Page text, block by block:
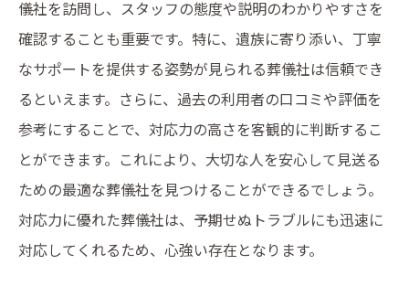
儀社を訪問し、スタッフの態度や説明のわかりやすさを
確認することも重要です。特に、遺族に寄り添い、丁寧
なサポートを提供する姿勢が見られる葬儀社は信頼でき
るといえます。さらに、過去の利用者の口コミや評価を
参考にすることで、対応力の高さを客観的に判断するこ
とができます。これにより、大切な人を安心して見送る
ための最適な葬儀社を見つけることができるでしょう。
対応力に優れた葬儀社は、予期せぬトラブルにも迅速に
対応してくれるため、心強い存在となります。